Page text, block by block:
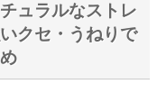
ュラルなストレ
クセ・うねりで